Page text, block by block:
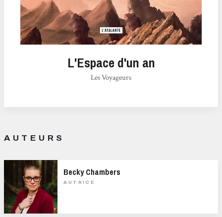
L'Espace d'un an
Les Voyageurs
AUTEURS
Becky Chambers
AUTRICE